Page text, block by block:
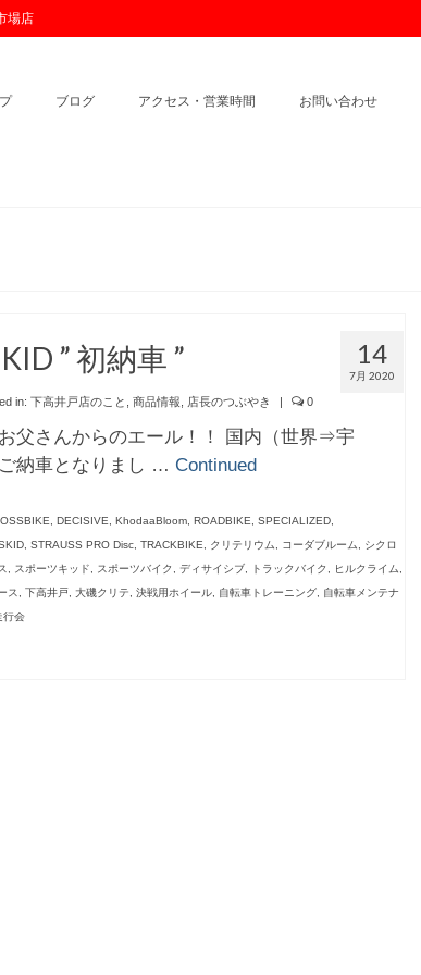
場店
ブログ アクセス・営業時間 お問い合わせ
14
7月 2020
” 初納車 ”
in: 下高井戸店のこと 商品情報 店長のつぶやき | 0
父さんからのエール！！ 国内（世界⇒宇
納車となりまし … Continued
DECISIVE KhodaaBloom, ROADBIKE SPECIALIZED,
, STRAUSS PRO Disc, TRACKBIKE クリテリウム コーダブルーム
シクロ
スポーツキッド スポーツバイク ディサイシブ, トラックバイク ヒルクライム
ス 下高井戸, 大磯クリテ 決戦用ホイール, 自転車トレーニング,
自転車メンテナ
行会